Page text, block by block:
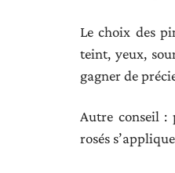
Le choix des
teint, yeux,
gagner de
Autre conseil :
rosés